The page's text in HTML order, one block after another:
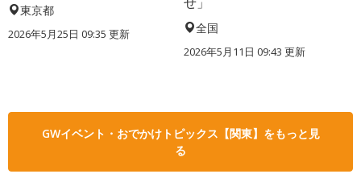
東京都
2026年5月25日 09:35 更新 全国
2026年5月11日 09:43 更新
GWイベント・おでかけトピックス【関東】をもっと見
る